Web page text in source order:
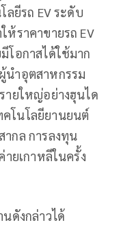
ลยีรถ EV ระดับ
ห้ราคาขายรถ EV
โอกาสได้ใช้มาก
นำอุตสาหกรรม
ายใหญ่อย่างฮุนได
โนโลยียานยนต์
กล การลงทุน
ายเกาหลีในครั้ง
นดังกล่าวได้